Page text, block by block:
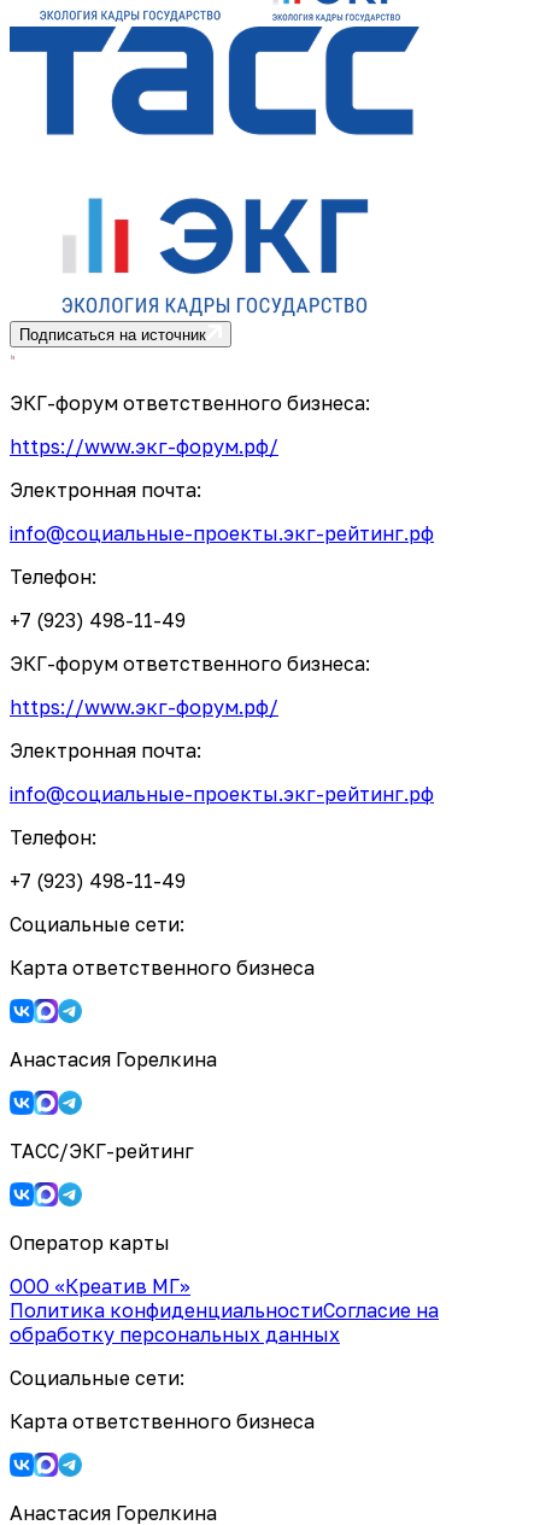
Подписаться на источник
ЭКГ-форум ответственного бизнеса:
https://www.экг-форум.рф/
Электронная почта:
info@социальные-проекты.экг-рейтинг.рф
Телефон:
+7 (923) 498-11-49
ЭКГ-форум ответственного бизнеса:
https://www.экг-форум.рф/
Электронная почта:
info@социальные-проекты.экг-рейтинг.рф
Телефон:
+7 (923) 498-11-49
Социальные сети:
Карта ответственного бизнеса
Анастасия Горелкина
ТАСС/ЭКГ-рейтинг
Оператор карты
ООО «Креатив МГ»
Политика конфиденциальностиСогласие на
обработку персональных данных
Социальные сети:
Карта ответственного бизнеса
Анастасия Горелкина